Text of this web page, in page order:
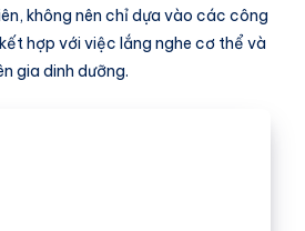
không nên chỉ dựa vào các công
hợp với việc lắng nghe cơ thể và
gia dinh dưỡng.